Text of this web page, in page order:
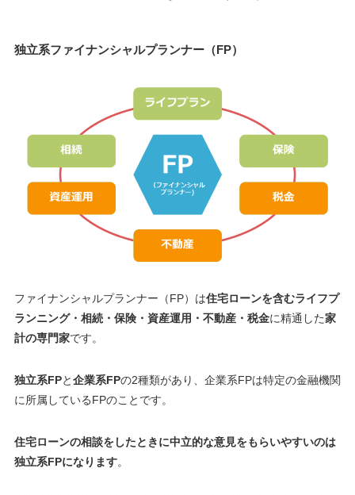
独立系ファイナンシャルプランナー（FP）
ファイナンシャルプランナー（FP）は住宅ローンを含むライフプ
ランニング・相続・保険・資産運用・不動産・税金に精通した家
計の専門家です。
独立系FPと企業系FPの2種類があり、企業系FPは特定の金融機関
に所属しているFPのことです。
住宅ローンの相談をしたときに中立的な意見をもらいやすいのは
独立系FPになります。